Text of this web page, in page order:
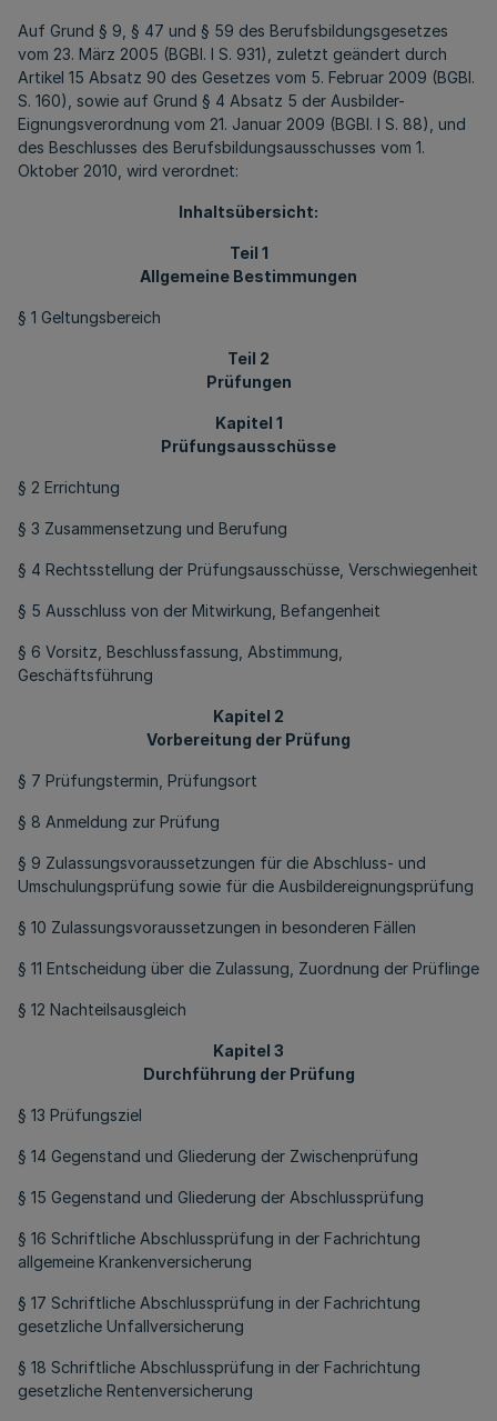
Auf Grund § 9, § 47 und § 59 des Berufsbildungsgesetzes
vom 23. März 2005 (BGBl. I S. 931), zuletzt geändert durch
Artikel 15 Absatz 90 des Gesetzes vom 5. Februar 2009 (BGBl.
S. 160), sowie auf Grund § 4 Absatz 5 der Ausbilder-
Eignungsverordnung vom 21. Januar 2009 (BGBl. I S. 88), und
des Beschlusses des Berufsbildungsausschusses vom 1.
Oktober 2010, wird verordnet:
Inhaltsübersicht:
Teil 1
Allgemeine Bestimmungen
§ 1 Geltungsbereich
Teil 2
Prüfungen
Kapitel 1
Prüfungsausschüsse
§ 2 Errichtung
§ 3 Zusammensetzung und Berufung
§ 4 Rechtsstellung der Prüfungsausschüsse, Verschwiegenheit
§ 5 Ausschluss von der Mitwirkung, Befangenheit
§ 6 Vorsitz, Beschlussfassung, Abstimmung,
Geschäftsführung
Kapitel 2
Vorbereitung der Prüfung
§ 7 Prüfungstermin, Prüfungsort
§ 8 Anmeldung zur Prüfung
§ 9 Zulassungsvoraussetzungen für die Abschluss- und
Umschulungsprüfung sowie für die Ausbildereignungsprüfung
§ 10 Zulassungsvoraussetzungen in besonderen Fällen
§ 11 Entscheidung über die Zulassung, Zuordnung der Prüflinge
§ 12 Nachteilsausgleich
Kapitel 3
Durchführung der Prüfung
§ 13 Prüfungsziel
§ 14 Gegenstand und Gliederung der Zwischenprüfung
§ 15 Gegenstand und Gliederung der Abschlussprüfung
§ 16 Schriftliche Abschlussprüfung in der Fachrichtung
allgemeine Krankenversicherung
§ 17 Schriftliche Abschlussprüfung in der Fachrichtung
gesetzliche Unfallversicherung
§ 18 Schriftliche Abschlussprüfung in der Fachrichtung
gesetzliche Rentenversicherung